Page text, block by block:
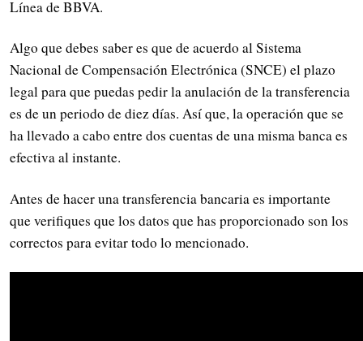
Línea de BBVA.
Algo que debes saber es que de acuerdo al Sistema
Nacional de Compensación Electrónica (SNCE) el plazo
legal para que puedas pedir la anulación de la transferencia
es de un periodo de diez días. Así que, la operación que se
ha llevado a cabo entre dos cuentas de una misma banca es
efectiva al instante.
Antes de hacer una transferencia bancaria es importante
que verifiques que los datos que has proporcionado son los
correctos para evitar todo lo mencionado.